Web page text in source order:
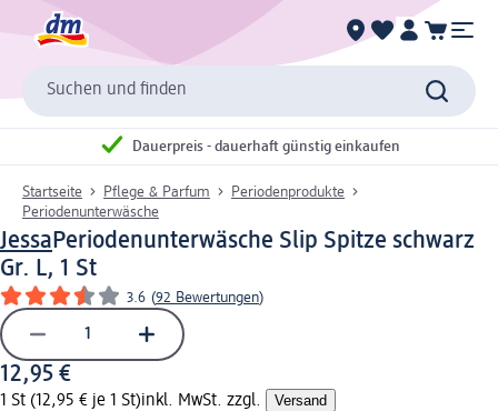
Suchen und finden
Dauerpreis - dauerhaft günstig einkaufen
Startseite Pflege & Parfum
Periodenprodukte
Periodenunterwäsche
JessaPeriodenunterwäsche Slip Spitze schwarz
Gr. L, 1 St
3.6 (92 Bewertungen)
12,95 €
1 St (12,95 € je 1 St)inkl. MwSt. zzgl. Versand